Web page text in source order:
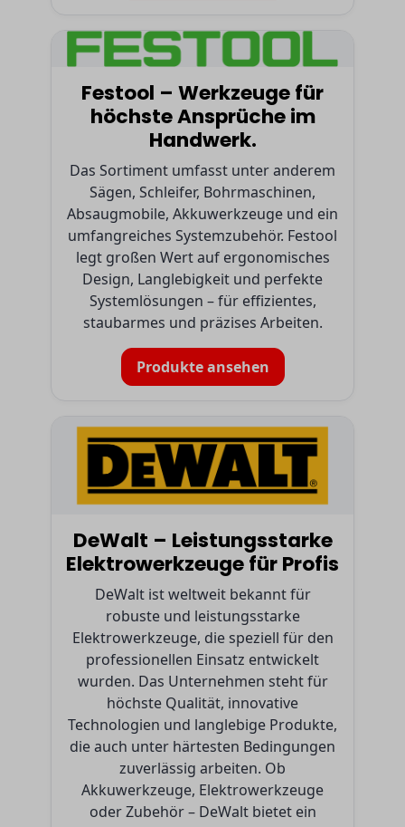
Festool – Werkzeuge für
höchste Ansprüche im
Handwerk.
Das Sortiment umfasst unter anderem
Sägen, Schleifer, Bohrmaschinen,
Absaugmobile, Akkuwerkzeuge und ein
umfangreiches Systemzubehör. Festool
legt großen Wert auf ergonomisches
Design, Langlebigkeit und perfekte
Systemlösungen – für effizientes,
staubarmes und präzises Arbeiten.
Produkte ansehen
DeWalt – Leistungsstarke
Elektrowerkzeuge für Profis
DeWalt ist weltweit bekannt für
robuste und leistungsstarke
Elektrowerkzeuge, die speziell für den
professionellen Einsatz entwickelt
wurden. Das Unternehmen steht für
höchste Qualität, innovative
Technologien und langlebige Produkte,
die auch unter härtesten Bedingungen
zuverlässig arbeiten. Ob
Akkuwerkzeuge, Elektrowerkzeuge
oder Zubehör – DeWalt bietet ein